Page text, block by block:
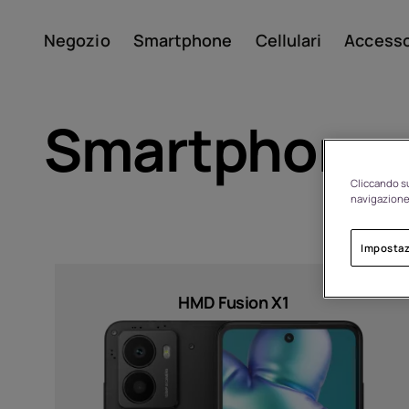
Negozio Smartphone Cellulari
Riciclo dei dispositivi
Smartphone
HMD Fusion X1
Cliccando